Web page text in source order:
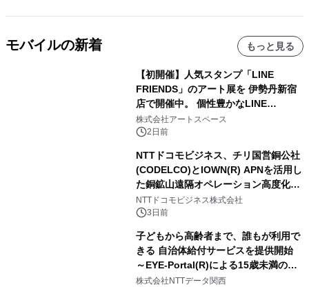
モバイルの新着 もっと見る
【初開催】人気スタンプ「LINE
FRIENDS」のアート展を 伊勢丹新宿
店で開催中。 個性豊かなLINE
FRIENDSの仲間たちが インテリアア
ートとして新たな魅力を発信。
株式会社アートスペース
2日前
NTTドコモビジネス、チリ国営銅公社
(CODELCO)とIOWN(R) APNを活用し
た銅鉱山遠隔オペレーション高度化に
向けた調査・実証を開始
NTTドコモビジネス株式会社
3日前
子どもから高齢者まで、誰もが利用で
きる 自治体給付サービスを提供開始
～EYE-Portal(R)による15歳未満の本
人認証と デジタルデバイド対策で実現
株式会社NTTデータ関西